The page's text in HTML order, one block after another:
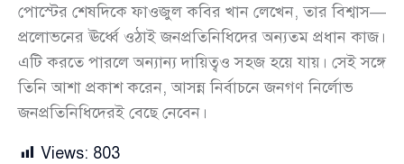
পোস্টের শেষদিকে ফাওজুল কবির খান লেখেন, তার বিশ্বাস—
প্রলোভনের ঊর্ধ্বে ওঠাই জনপ্রতিনিধিদের অন্যতম প্রধান কাজ।
এটি করতে পারলে অন্যান্য দায়িত্বও সহজ হয়ে যায়। সেই সঙ্গে
তিনি আশা প্রকাশ করেন, আসন্ন নির্বাচনে জনগণ নির্লোভ
জনপ্রতিনিধিদেরই বেছে নেবেন।
Views: 803